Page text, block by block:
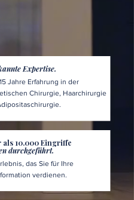
Expertise.
Jahre Erfahrung in der
Chirurgie, Haarchirurgie
als 10.000 Eingriffe
durchgeführt.
das Sie für Ihre
verdienen.